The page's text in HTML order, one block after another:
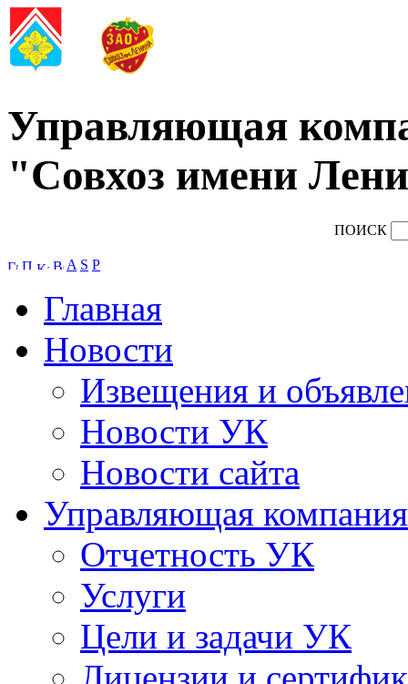
Управляющая
"Совхоз имени
ПОИСК
A S P
Главная
Новости
Извещения и
Новости УК
Новости сайта
Управляющая компания
Отчетность УК
Услуги
Цели и задачи УК